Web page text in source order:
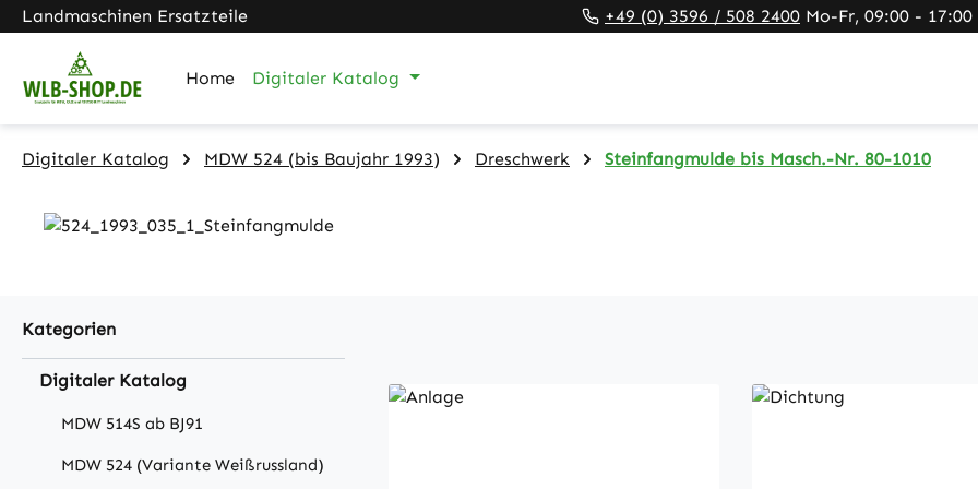
Hauptinhalt springen
Zur Suche springen
Zur Hauptnavigation springen
Landmaschinen Ersatzteile +49 (0) 3596 / 508 2400 Mo-Fr, 09:00 - 17:00
Home Digitaler Katalog
Digitaler Katalog MDW 524 (bis Baujahr 1993) Dreschwerk Steinfangmulde bis Masch.-Nr. 80-1010
Kategorien
Digitaler Katalog
MDW 514S ab BJ91
MDW 524 (Variante Weißrussland)